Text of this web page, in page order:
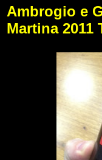
Ambrogio e
Martina 2011